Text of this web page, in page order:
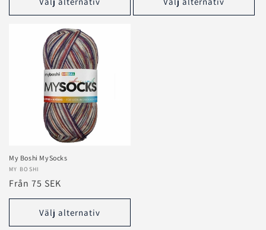
My Boshi MySocks
Säljare:
MY BOSHI
Ordinarie
pris
Från 75 SEK
Välj alternativ